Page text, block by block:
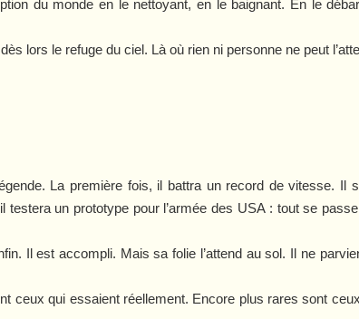
du monde en le nettoyant, en le baignant. En le
lors le refuge du ciel. Là où rien ni personne ne peut
La première fois, il battra un record de vitesse. Il
un prototype pour l’armée des USA : tout se
Il est accompli. Mais sa folie l’attend au sol. Il ne
ceux qui essaient réellement. Encore plus rares sont